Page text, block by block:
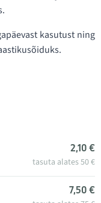
kasutust ning
2,10 €
tasuta alates 50 €
7,50 €